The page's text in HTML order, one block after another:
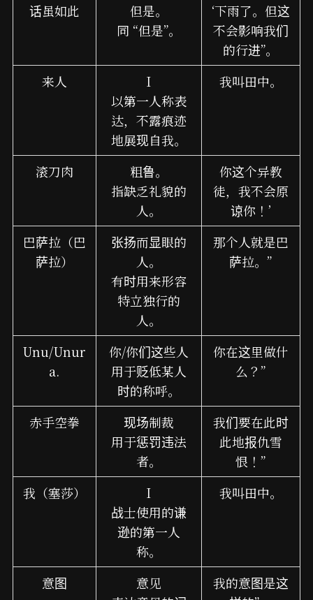
话虽如此
但是。
同 “但是”。
‘下雨了。但这
不会影响我们
的行进”。
来人
I
以第一人称表
达，不露痕迹
地展现自我。
我叫田中。
滚刀肉
粗鲁。
指缺乏礼貌的
人。
你这个异教
徒，我不会原
谅你！’
巴萨拉（巴
萨拉）
张扬而显眼的
人。
有时用来形容
特立独行的
人。
那个人就是巴
萨拉。”
Unu/Unur
a.
你/你们这些人
用于贬低某人
时的称呼。
你在这里做什
么？”
赤手空拳
现场制裁
用于惩罚违法
者。
我们要在此时
此地报仇雪
恨！”
我（塞莎）
I
战士使用的谦
逊的第一人
称。
我叫田中。
意图
意见
我的意图是这